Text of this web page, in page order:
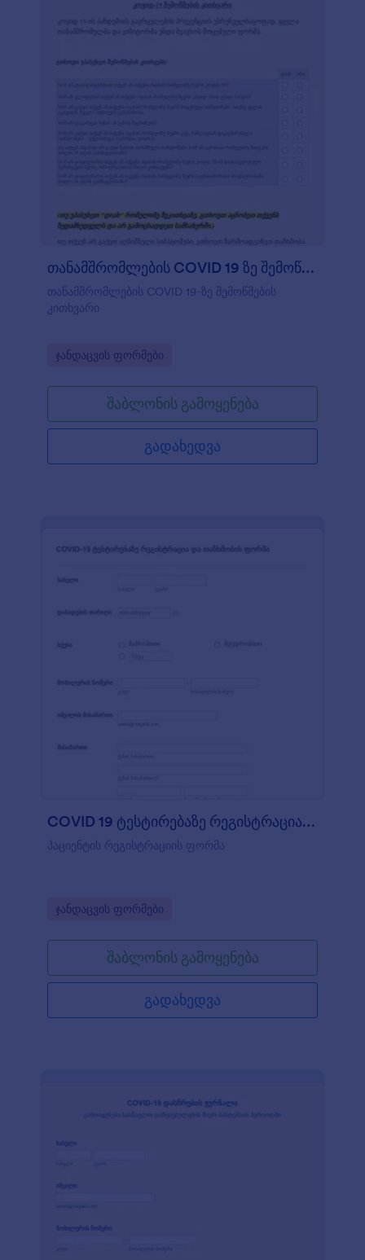
თანამშრომლების COVID 19 ზე შემოწმების კით?
თანამშრომლების COVID 19-ზე შემოწმების
კითხვარი
Go to Category:
ჯანდაცვის ფორმები
შაბლონის გამოყენება
გადახედვა
COVID 19 ტესტირებაზე რეგისტრაცია და თანხმ?
პაციენტის რეგისტრაციის ფორმა
Go to Category:
ჯანდაცვის ფორმები
შაბლონის გამოყენება
გადახედვა